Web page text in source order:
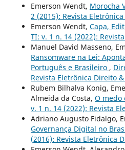
Emerson Wendt, Morocha
2 (2015): Revista
Emerson Wendt, Capa,
TI: v. 1 n. 14 (2022):
Manuel David Masseno,
Ransomware na Lei:
Português e Brasileiro ,
Revista Eletrônica Direito
Rubem Bilhalva Konig,
Almeida da Costa, O medo
v. 1 n. 14 (2022): Revista
Adriano Augusto Fidalgo,
Governança Digital no
(2016): Revista Eletrônica